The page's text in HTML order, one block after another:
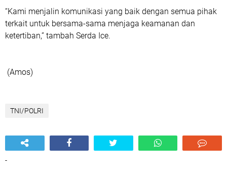
“Kami menjalin komunikasi yang baik dengan semua pihak
terkait untuk bersama-sama menjaga keamanan dan
ketertiban,” tambah Serda Ice.
(Amos)
TNI/POLRI
-